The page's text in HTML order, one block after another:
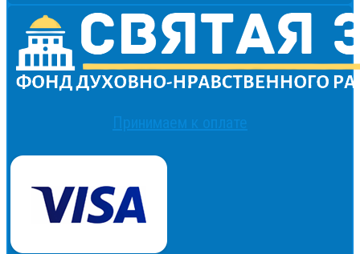
Принимаем к оплате